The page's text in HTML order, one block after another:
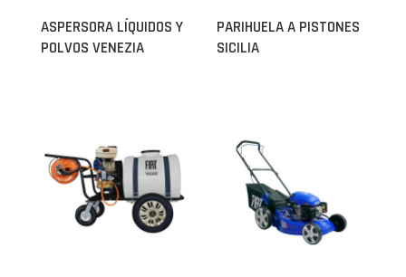
ASPERSORA LÍQUIDOS Y
POLVOS VENEZIA
PARIHUELA A PISTONES
SICILIA